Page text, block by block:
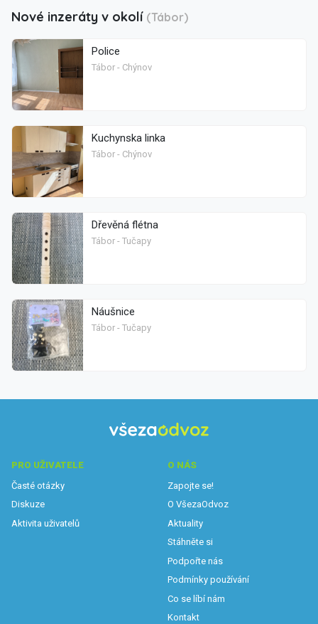
Nové inzeráty v okolí (Tábor)
Police
Tábor - Chýnov
Kuchynska linka
Tábor - Chýnov
Dřevěná flétna
Tábor - Tučapy
Náušnice
Tábor - Tučapy
PRO UŽIVATELE
Časté otázky
Diskuze
Aktivita uživatelů
O NÁS
Zapojte se!
O VšezaOdvoz
Aktuality
Stáhněte si
Podpořte nás
Podmínky používání
Co se líbí nám
Kontakt